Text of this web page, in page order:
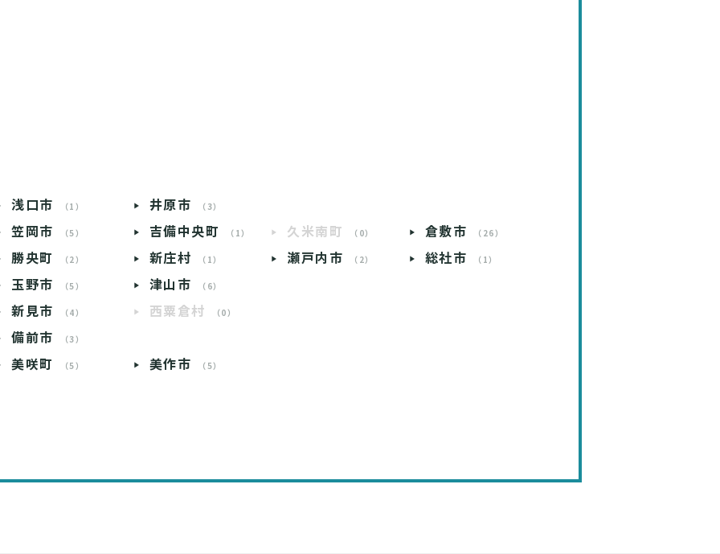
浅口市 （1） 井原市 （3）
笠岡市 （5） 吉備中央町 （1） 久米南町 （0） 倉敷市 （26）
勝央町 （2） 新庄村 （1） 瀬戸内市 （2） 総社市 （1）
玉野市 （5） 津山市 （6）
新見市 （4） 西粟倉村 （0）
備前市 （3）
美咲町 （5） 美作市 （5）